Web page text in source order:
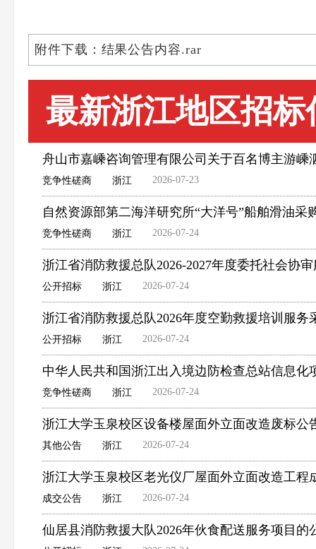
附件下载：结果公告内容.rar
最新浙江地区招标
舟山市嘉嵊咨询管理有限公司关于百名博主游嵊
竞争性磋商 浙江 2026-07-23
自然资源部第二海洋研究所“大洋号”船舶滑油
竞争性磋商 浙江 2026-07-24
浙江省消防救援总队2026-2027年度委托社会协
公开招标 浙江 2026-07-24
浙江省消防救援总队2026年度空勤救援培训服务
公开招标 浙江 2026-07-24
中华人民共和国浙江出入境边防检查总站信息化
竞争性磋商 浙江 2026-07-24
浙江大学玉泉校区设备楼屋面外立面改造废标公
其他公告 浙江 2026-07-24
浙江大学玉泉校区老光仪厂屋面外立面改造工程
成交公告 浙江 2026-07-24
仙居县消防救援大队2026年伙食配送服务项目的